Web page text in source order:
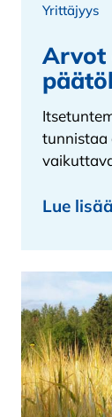
Yrittäjyys
Arvot
tunnistaa
Lue lisää